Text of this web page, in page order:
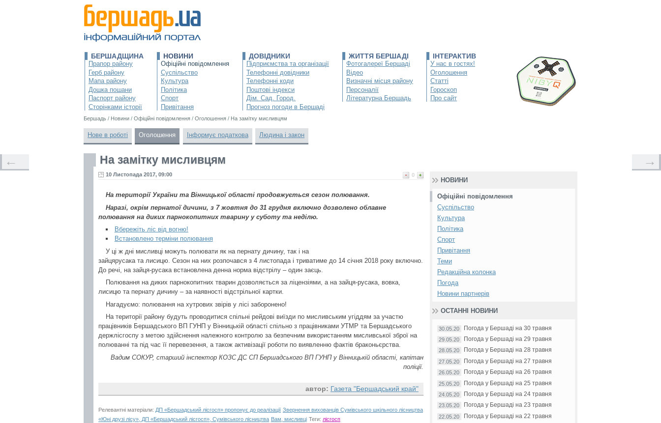
БЕРШАДЩИНА
Прапор району
Герб району
Мапа району
Дошка пошани
Паспорт району
Сторінками історії
НОВИНИ
Офіційні повідомлення
Суспільство
Культура
Політика
Спорт
Привітання
ДОВІДНИКИ
Підприємства та організації
Телефонні довідники
Телефонні коди
Поштові індекси
Дім. Сад. Город.
Прогноз погоди в Бершаді
ЖИТТЯ БЕРШАДІ
Фотогалереї Бершаді
Відео
Визначні місця району
Персоналії
Літературна Бершадь
ІНТЕРАКТИВ
У нас в гостях!
Оголошення
Статті
Гороскоп
Про сайт
Бершадь / Новини / Офіційні повідомлення / Оголошення / На замітку мисливцям
Нове в роботі Оголошення Інформує податкова Людина і закон
На замітку мисливцям
0
10 Листопада 2017, 09:00
На території України та Вінницької області продовжується сезон полювання.
Наразі, окрім пернатої дичини, з 7 жовтня до 31 грудня включно дозволено облавне
полювання на диких парнокопитних тварину у суботу та неділю.
Вбережіть ліс від вогню!
Встановлено терміни полювання
У ці ж дні мисливці можуть полювати як на пернату дичину, так і на
зайцярусака та лисицю. Сезон на них розпочався з 4 листопада і триватиме до 14 січня 2018 року включно.
До речі, на зайця-русака встановлена денна норма відстрілу – один заєць.
Полювання на диких парнокопитних тварин дозволяється за ліцензіями, а на зайця-русака, вовка,
лисицю та пернату дичину – за наявності відстрільної картки.
Нагадуємо: полювання на хутрових звірів у лісі заборонено!
На території району будуть проводитися спільні рейдові виїзди по мисливським угіддям за участю
працівників Бершадського ВП ГУНП у Вінницькій області спільно з працівниками УТМР та Бершадського
держлісгоспу з метою здійснення належного контролю за безпечним використанням мисливської зброї на
полюванні та під час її перевезення, а також активізації роботи по виявленню фактів браконьєрства.
Вадим СОКУР, старший інспектор КОЗС ДС СП Бершадського ВП ГУНП у Вінницькій області, капітан
поліції.
автор: Газета "Бершадський край"
Релевантні матеріали: ДП «Бершадський лісгосп» пропонує до реалізації Звернення вихованців Сумівського шкільного лісництва
«Юні друзі лісу», ДП «Бершадський лісгосп», Сумівського лісництва Вам, мисливці Теги: лісгосп
← →
НОВИНИ
Офіційні повідомлення
Суспільство
Культура
Політика
Спорт
Привітання
Теми
Редакційна колонка
Погода
Новини партнерів
ОСТАННІ НОВИНИ
30.05.20 Погода у Бершаді на 30 травня
29.05.20 Погода у Бершаді на 29 травня
28.05.20 Погода у Бершаді на 28 травня
27.05.20 Погода у Бершаді на 27 травня
26.05.20 Погода у Бершаді на 26 травня
25.05.20 Погода у Бершаді на 25 травня
24.05.20 Погода у Бершаді на 24 травня
23.05.20 Погода у Бершаді на 23 травня
22.05.20 Погода у Бершаді на 22 травня